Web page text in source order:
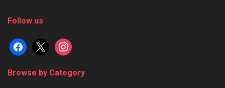
Follow us
facebook
x instagram
Browse by Category